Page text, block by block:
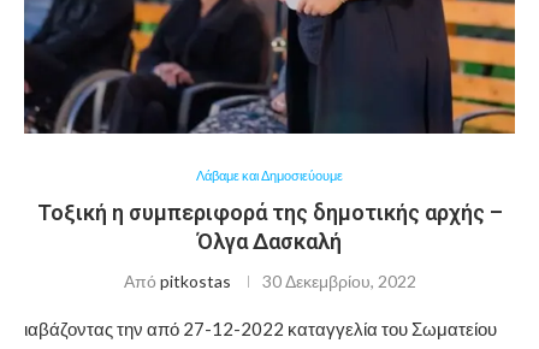
Λάβαμε και Δημοσιεύουμε
Τοξική η συμπεριφορά της δημοτικής αρχής –
Όλγα Δασκαλή
Από pitkostas 30 Δεκεμβρίου, 2022
ιαβάζοντας την από 27-12-2022 καταγγελία του Σωματείου